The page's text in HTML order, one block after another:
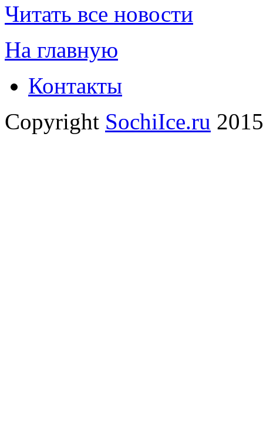
Читать все новости
На главную
Контакты
Сopyright SochiIce.ru